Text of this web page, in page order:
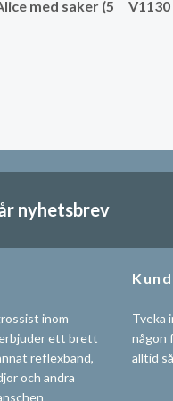
med saker (5
nyhetsbrev
inom
ett brett
reflexband,
och andra
Tveka
någon
alltid